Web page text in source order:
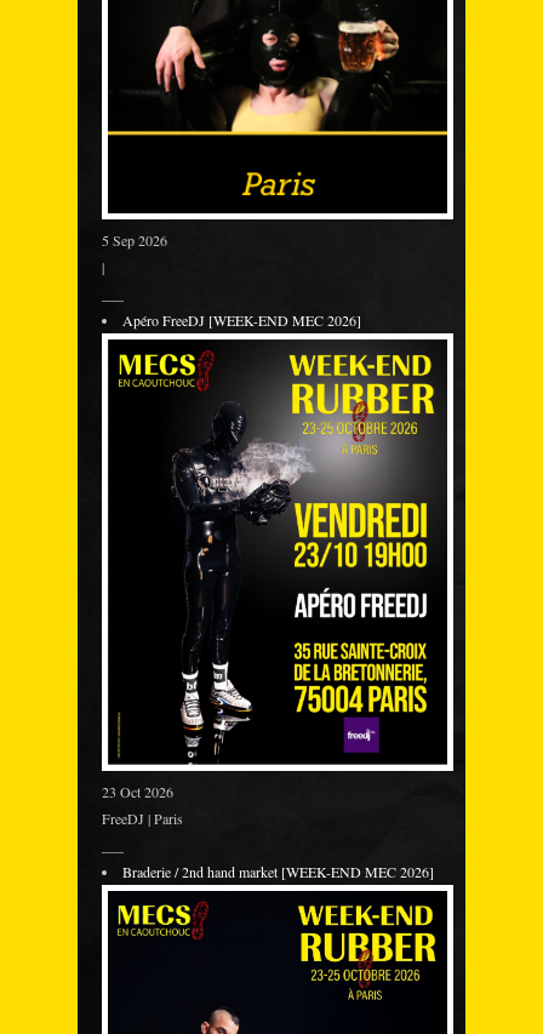
5 Sep 2026
|
Apéro FreeDJ [WEEK-END MEC 2026]
23 Oct 2026
FreeDJ | Paris
Braderie / 2nd hand market [WEEK-END MEC 2026]